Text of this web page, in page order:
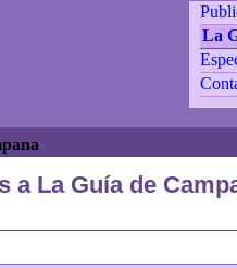
La
a La Guía de